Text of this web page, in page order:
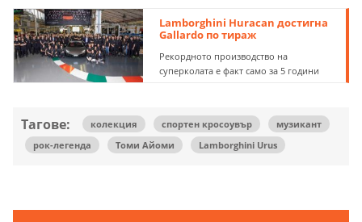
Lamborghini Huracan достигна
Gallardo по тираж
Рекордното производство на
суперколата е факт само за 5 години
Тагове: колекция спортен кросоувър
музикант
рок-легенда
Томи Айоми Lamborghini Urus